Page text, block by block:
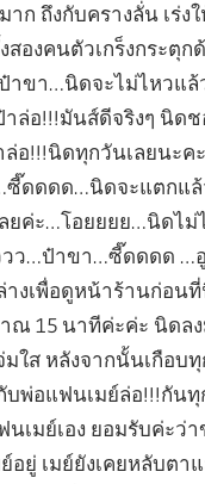
าก ถึงกับครางลั่น เร่ง
องคนตัวเกร็งกระตุก
ขา…นิดจะไม่ไหวแล้
าล่อ!!!มันส์ดีจริงๆ นิด
อ!!!นิดทุกวันเลยนะค
ซี๊ดดดด…นิดจะแตกแ
ยค่ะ…โอยยยย…นิดไ
ว…ป๋าขา…ซี๊ดดดด …
างเพื่อดูหน้าร้านก่อน
ณ 15 นาทีค่ะค่ะ นิดล
ใส หลังจากนั้นเกือบทุ
พ่อแฟนเมย์ล่อ!!!กันทุ
นเมย์เอง ยอมรับค่ะว่
อยู่ เมย์ยังเคยหลับตา